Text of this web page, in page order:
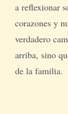
a reflexionar
corazones y
verdadero
arriba, sino
de la familia.